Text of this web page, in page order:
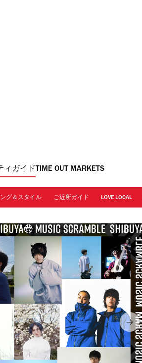
ィガイド TIME OUT MARKETS
グ＆スタイル ご近所ガイド LOVE LOCAL